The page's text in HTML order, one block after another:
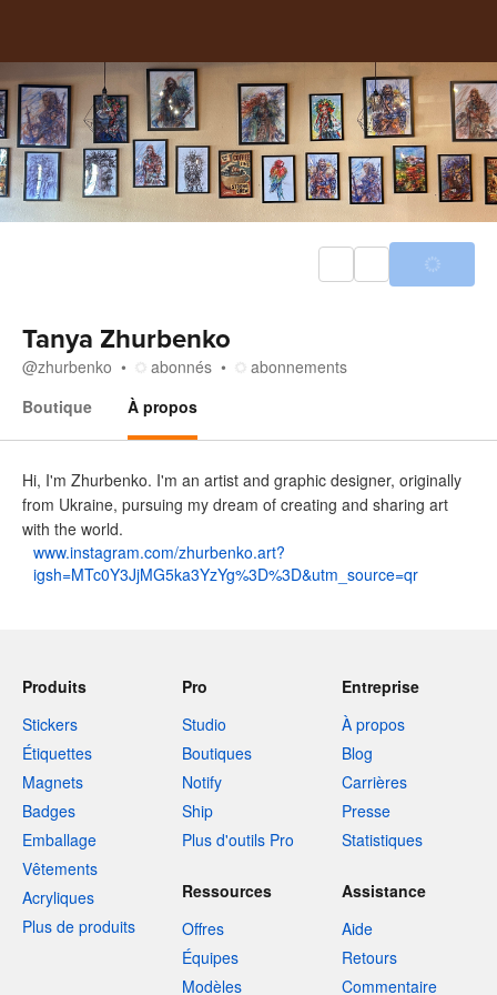
Tanya Zhurbenko
@zhurbenko abonnés
abonnements
Boutique
À propos
Hi, I'm Zhurbenko. I'm an artist and graphic designer, originally
from Ukraine, pursuing my dream of creating and sharing art
with the world.
www.instagram.com/zhurbenko.art?
igsh=MTc0Y3JjMG5ka3YzYg%3D%3D&utm_source=qr
Produits
Stickers
Étiquettes
Magnets
Badges
Emballage
Vêtements
Acryliques
Plus de produits
Pro
Studio
Boutiques
Notify
Ship
Plus d'outils Pro
Entreprise
À propos
Blog
Carrières
Presse
Statistiques
Ressources
Offres
Équipes
Modèles
Assistance
Aide
Retours
Commentaire